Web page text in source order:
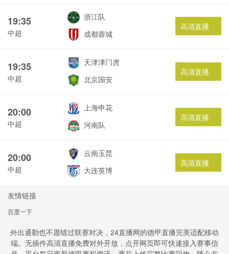
19:35
中超
浙江队
成都蓉城
高清直播
19:35
中超
天津津门虎
北京国安
高清直播
20:00
中超
上海申花
河南队
高清直播
20:00
中超
云南玉昆
大连英博
高清直播
友情链接
百度一下
外出通勤也不愿错过联赛对决，24直播网的德甲直播完美适配移动
端。无插件高清直播免费对外开放，点开网页即可快速接入赛事信